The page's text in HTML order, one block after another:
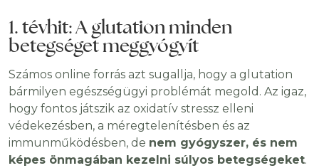
1. tévhit: A glutation minden
betegséget meggyógyít
Számos online forrás azt sugallja, hogy a glutation
bármilyen egészségügyi problémát megold. Az igaz,
hogy fontos játszik az oxidatív stressz elleni
védekezésben, a méregtelenítésben és az
immunműködésben, de nem gyógyszer, és nem
képes önmagában kezelni súlyos betegségeket.